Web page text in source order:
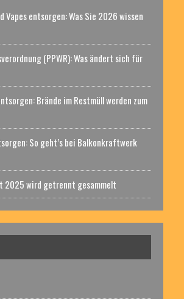
Vapes entsorgen: Was Sie 2026 wissen
(PPWR): Was ändert sich für
Brände im Restmüll werden zum
So geht’s bei Balkonkraftwerk
wird getrennt gesammelt